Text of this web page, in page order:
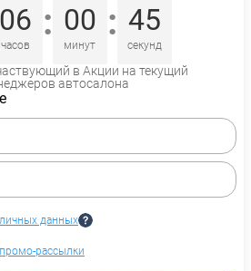
06
часов
: 00
минут
: 45
секунд
в Акции на текущий
автосалона
личных данных
промо-рассылки